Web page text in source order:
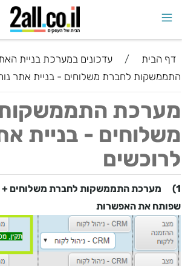
דף הבית / עדכונים במערכת בניית
התממשקות לחברת משלוחים - בניית אתר
מערכת
משלוחים - בניית
לרוכשים
1) מערכת התממשקות לחברת משלוחים +
שפותח את האפשרות